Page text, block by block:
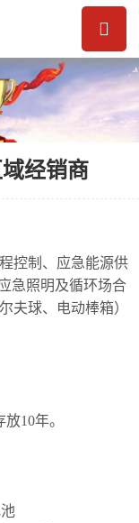
经销商
控制、应急能源供
急照明及循环场合
夫球、电动棒箱）
10年。